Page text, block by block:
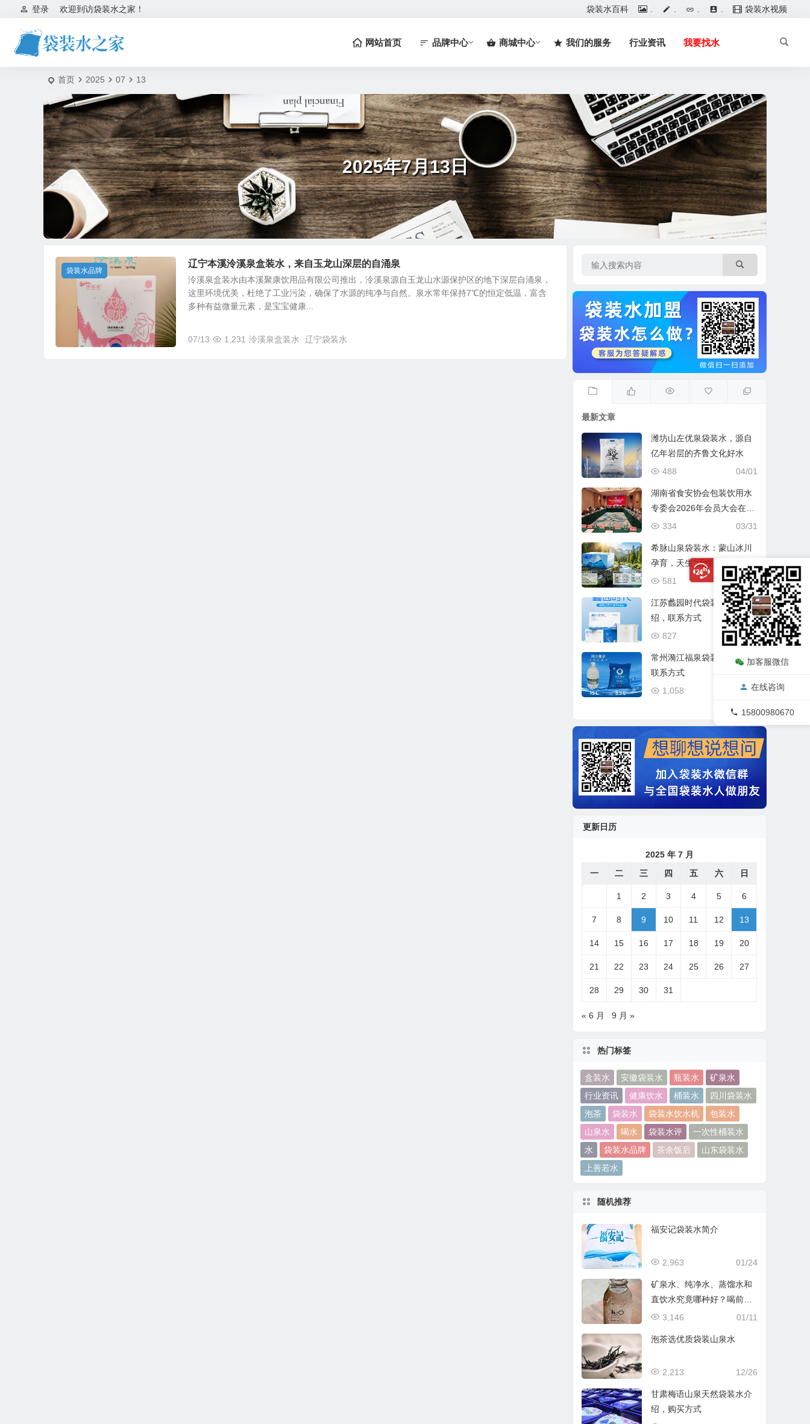
欢迎到访袋装水之家！
登录 袋装水百科 袋装水视频
网站首页 品牌中心 商城中心 我们的服务 行业资讯 我要找水
首页 2025 07 13
2025年7月13日
袋装水品牌
辽宁本溪泠溪泉盒装水，来自玉龙山深层的自涌泉
泠溪泉盒装水由本溪聚康饮用品有限公司推出，泠溪泉源自玉龙山水源保护区的地下深层自涌泉，
这里环境优美，杜绝了工业污染，确保了水源的纯净与自然。泉水常年保持7℃的恒定低温，富含
多种有益微量元素，是宝宝健康...
07/13 1,231 泠溪泉盒装水 辽宁袋装水
最新文章
潍坊山左优泉袋装水，源自
亿年岩层的齐鲁文化好水
04/01
488
湖南省食安协会包装饮用水
专委会2026年会员大会在长
沙圆满召开
03/31
334
希脉山泉袋装水：蒙山冰川
孕育，天生“活性”好水
03/21
581
江苏蠡园时代袋装山泉水介
绍，联系方式
12/31
827
常州漪江福泉袋装水介绍、
联系方式
12/24
1,058
更新日历
2025 年 7 月
一
二 三 四 五 六 日
1 2 3 4 5 6
7 8 9 10 11 12 13
14 15 16 17 18 19 20
21 22 23 24 25 26 27
28 29 30 31
« 6 月 9 月 »
热门标签
盒装水 安徽袋装水 瓶装水
矿泉水
行业资讯
健康饮水 桶装水
四川袋装水
泡茶
袋装水 袋装水饮水机
包装水
山泉水
喝水 袋装水评
一次性桶装水
水
袋装水品牌 茶余饭后
山东袋装水
上善若水
随机推荐
福安记袋装水简介
01/24
2,963
矿泉水、纯净水、蒸馏水和
直饮水究竟哪种好？喝前看
清楚
01/11
3,146
泡茶选优质袋装山泉水
12/26
2,213
甘肃梅语山泉天然袋装水介
绍，购买方式
加客服微信
在线咨询
15800980670